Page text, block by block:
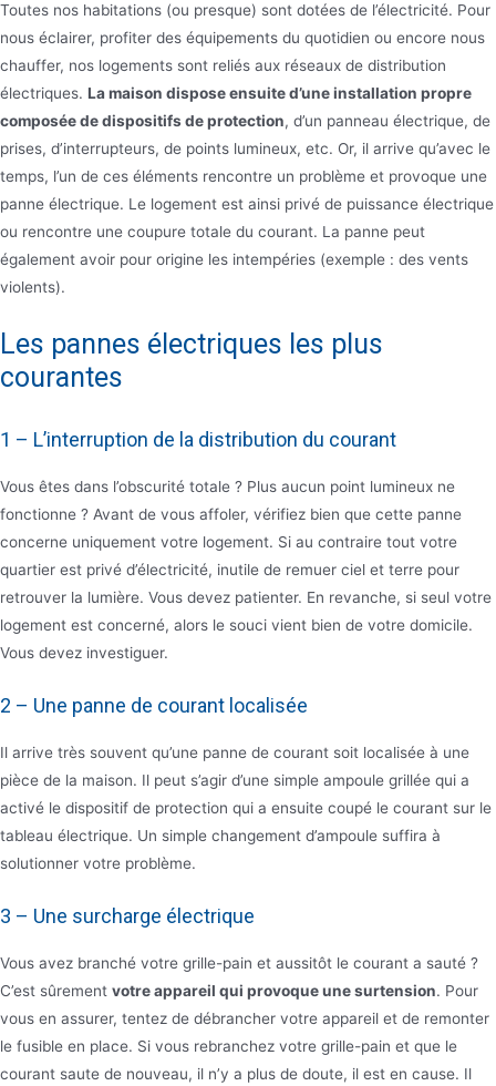
Toutes nos habitations (ou presque) sont dotées de l’électricité. Pour
nous éclairer, profiter des équipements du quotidien ou encore nous
chauffer, nos logements sont reliés aux réseaux de distribution
électriques. La maison dispose ensuite d’une installation propre
composée de dispositifs de protection, d’un panneau électrique, de
prises, d’interrupteurs, de points lumineux, etc. Or, il arrive qu’avec le
temps, l’un de ces éléments rencontre un problème et provoque une
panne électrique. Le logement est ainsi privé de puissance électrique
ou rencontre une coupure totale du courant. La panne peut
également avoir pour origine les intempéries (exemple : des vents
violents).
Les pannes électriques les plus
courantes
1 – L’interruption de la distribution du courant
Vous êtes dans l’obscurité totale ? Plus aucun point lumineux ne
fonctionne ? Avant de vous affoler, vérifiez bien que cette panne
concerne uniquement votre logement. Si au contraire tout votre
quartier est privé d’électricité, inutile de remuer ciel et terre pour
retrouver la lumière. Vous devez patienter. En revanche, si seul votre
logement est concerné, alors le souci vient bien de votre domicile.
Vous devez investiguer.
2 – Une panne de courant localisée
Il arrive très souvent qu’une panne de courant soit localisée à une
pièce de la maison. Il peut s’agir d’une simple ampoule grillée qui a
activé le dispositif de protection qui a ensuite coupé le courant sur le
tableau électrique. Un simple changement d’ampoule suffira à
solutionner votre problème.
3 – Une surcharge électrique
Vous avez branché votre grille-pain et aussitôt le courant a sauté ?
C’est sûrement votre appareil qui provoque une surtension. Pour
vous en assurer, tentez de débrancher votre appareil et de remonter
le fusible en place. Si vous rebranchez votre grille-pain et que le
courant saute de nouveau, il n’y a plus de doute, il est en cause. Il